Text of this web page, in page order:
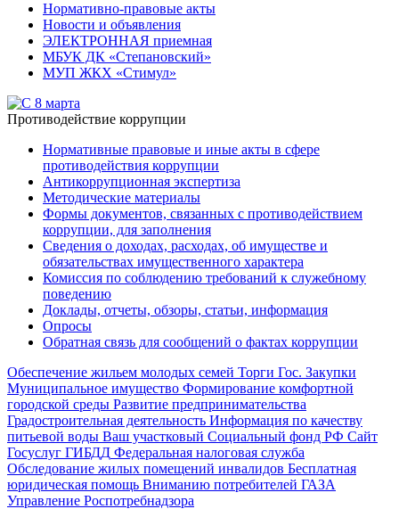
Нормативно-правовые акты
Новости и объявления
ЭЛЕКТРОННАЯ приемная
МБУК ДК «Степановский»
МУП ЖКХ «Стимул»
Противодействие коррупции
Нормативные правовые и иные акты в сфере
противодействия коррупции
Антикоррупционная экспертиза
Методические материалы
Формы документов, связанных с противодействием
коррупции, для заполнения
Сведения о доходах, расходах, об имуществе и
обязательствах имущественного характера
Комиссия по соблюдению требований к служебному
поведению
Доклады, отчеты, обзоры, статьи, информация
Опросы
Обратная связь для сообщений о фактах коррупции
Обеспечение жильем молодых семей Торги Гос. Закупки
Муниципальное имущество Формирование комфортной
городской среды Развитие предпринимательства
Градостроительная деятельность Информация по качеству
питьевой воды Ваш участковый Социальный фонд РФ Сайт
Госуслуг ГИБДД Федеральная налоговая служба
Обследование жилых помещений инвалидов Бесплатная
юридическая помощь Вниманию потребителей ГАЗА
Управление Роспотребнадзора